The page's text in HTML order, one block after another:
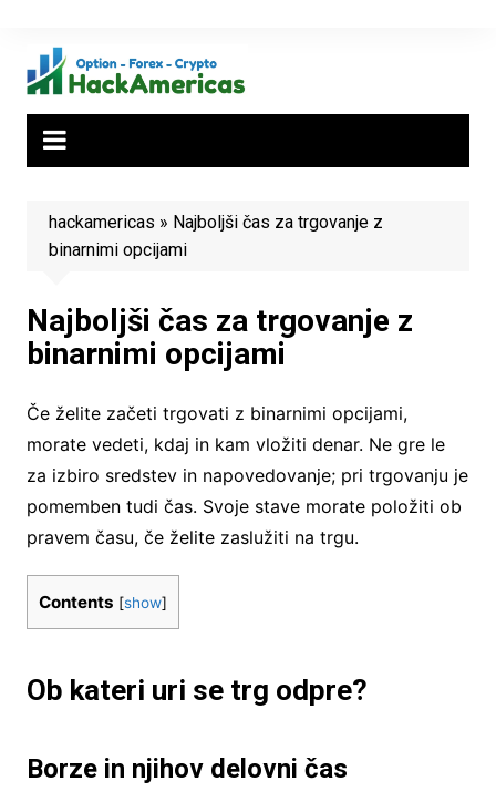
content
hackamericas » Najboljši čas za trgovanje z
binarnimi opcijami
Najboljši čas za trgovanje z
binarnimi opcijami
Če želite začeti trgovati z binarnimi opcijami,
morate vedeti, kdaj in kam vložiti denar. Ne gre le
za izbiro sredstev in napovedovanje; pri trgovanju je
pomemben tudi čas. Svoje stave morate položiti ob
pravem času, če želite zaslužiti na trgu.
Contents [show]
Ob kateri uri se trg odpre?
Borze in njihov delovni čas